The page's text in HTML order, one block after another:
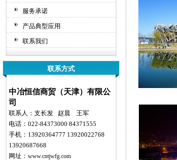
服务承诺
产品典型应用
联系我们
联系方式
中冶恒信商贸（天津）有限公
司
联系人：支长发 赵晨 王军
电话：022-84373000 84371555
手机：13920364777 13920022768
13920687668
网址： www.cntjwfg.com